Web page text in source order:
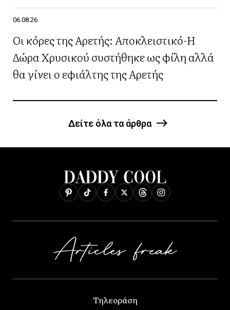
06.08.26
Οι κόρες της Αρετής: Αποκλειστικό-Η
Δώρα Χρυσικού συστήθηκε ως φίλη αλλά
θα γίνει ο εφιάλτης της Αρετής
Δείτε όλα τα άρθρα
Τηλεοράση